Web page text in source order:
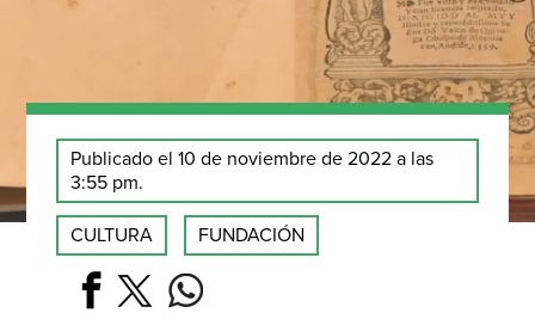
Publicado el 10 de noviembre de 2022 a las
3:55 pm.
CULTURA FUNDACIÓN